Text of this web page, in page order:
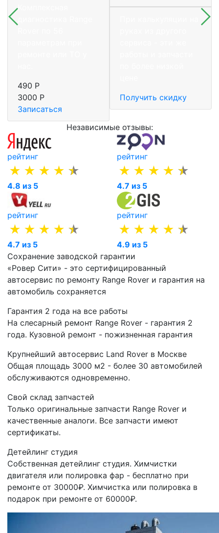
Комплексная
490 Р
3000 Р
Записаться
Получить скидку
Независимые отзывы:
рейтинг
4.8 из 5
рейтинг
4.7 из 5
рейтинг
4.7 из 5
рейтинг
4.9 из 5
Сохранение заводской гарантии
«Ровер Сити» - это сертифицированный
автосервис по ремонту Range Rover и гарантия на
автомобиль сохраняется
Гарантия 2 года на все работы
На слесарный ремонт Range Rover - гарантия 2
года. Кузовной ремонт - пожизненная гарантия
Крупнейший автосервис Land Rover в Москве
Общая площадь 3000 м2 - более 30 автомобилей
обслуживаются одновременно.
Свой склад запчастей
Только оригинальные запчасти Range Rover и
качественные аналоги. Все запчасти имеют
сертификаты.
Детейлинг студия
Собственная детейлинг студия. Химчистки
двигателя или полировка фар - бесплатно при
ремонте от 30000₽. Химчистка или полировка в
подарок при ремонте от 60000₽.